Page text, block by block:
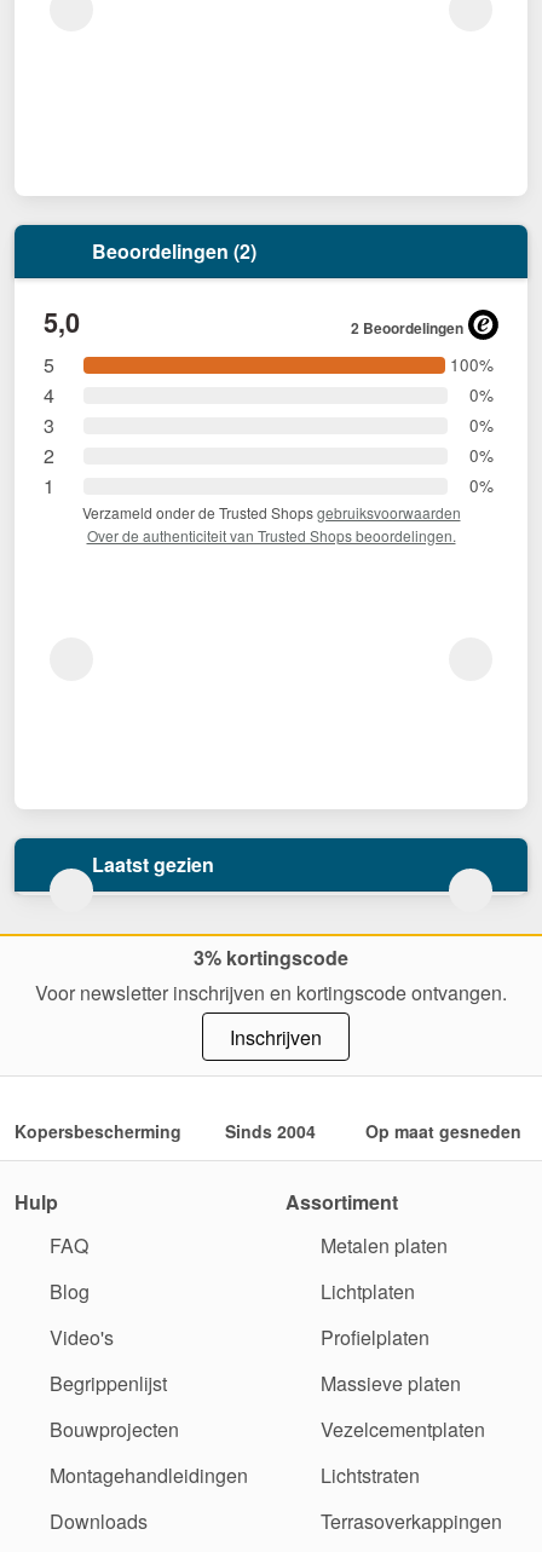
Beoordelingen (2)
5,0 2 Beoordelingen
5 100%
4 0%
3 0%
2 0%
1 0%
Verzameld onder de Trusted Shopsgebruiksvoorwaarden
Over de authenticiteit van Trusted Shops beoordelingen.
Laatst gezien
3% kortingscode
Voor newsletter inschrijven en kortingscode ontvangen.
Inschrijven
Kopersbescherming Sinds 2004 Op maat gesneden
Hulp
FAQ
Blog
Video's
Begrippenlijst
Bouwprojecten
Montagehandleidingen
Downloads
Assortiment
Metalen platen
Lichtplaten
Profielplaten
Massieve platen
Vezelcementplaten
Lichtstraten
Terrasoverkappingen